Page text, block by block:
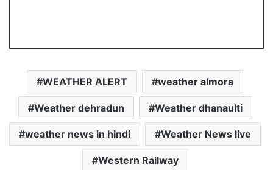
WEATHER ALERT weather almora
Weather dehradun Weather dhanaulti
weather news in hindi Weather News live
Western Railway